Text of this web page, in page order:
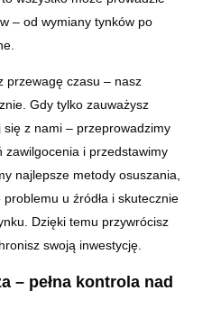
– od wymiany tynków po
przewagę czasu – nasz
Gdy tylko zauważysz
z nami – przeprowadzimy
zawilgocenia i przedstawimy
najlepsze metody osuszania,
u źródła i skutecznie
Dzięki temu przywrócisz
swoją inwestycję.
– pełna kontrola nad